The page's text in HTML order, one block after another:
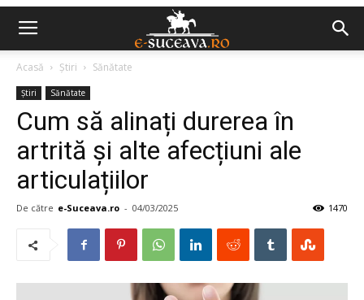
Acasă Ştiri Sănătate
Ştiri Sănătate
Cum să alinați durerea în
artrită și alte afecțiuni ale
articulațiilor
De către e-Suceava.ro - 04/03/2025 1470